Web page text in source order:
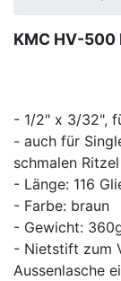
KMC HV-
- 1/2" x 3/32",
- auch für
schmalen
- Länge: 116
- Farbe: braun
- Gewicht:
- Nietstift zum
Aussenlasche